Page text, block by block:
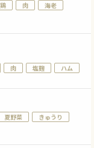
鶏 肉
海老
肉 塩麹 ハム
夏野菜
きゅうり